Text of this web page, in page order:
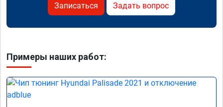
Записаться Задать вопрос
Примеры наших работ: